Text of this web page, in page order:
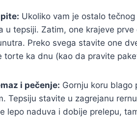
Ukoliko vam je ostalo
u tepsiji. Zatim, one krajeve
Preko svega stavite one
torte ka dnu (kao da pravite
i pečenje: Gornju koru blago
Tepsiju stavite u zagrejanu
lepo naduva i dobije prelepu,